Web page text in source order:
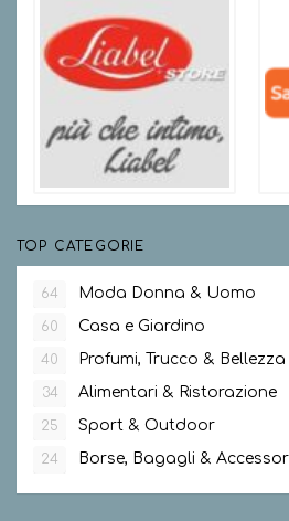
TOP CATEGORIE
64 Moda Donna & Uomo
60 Casa e Giardino
40 Profumi, Trucco & Bellezza
34 Alimentari & Ristorazione
25 Sport & Outdoor
24 Borse, Bagagli &